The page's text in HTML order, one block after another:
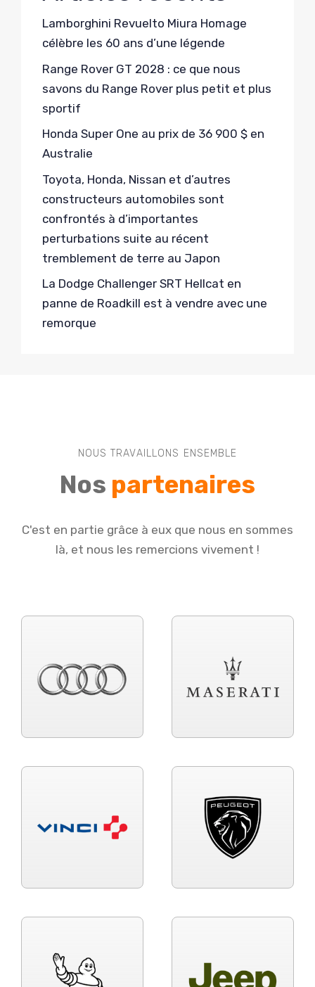
Lamborghini Revuelto Miura Homage
célèbre les 60 ans d’une légende
Range Rover GT 2028 : ce que nous
savons du Range Rover plus petit et plus
sportif
Honda Super One au prix de 36 900 $ en
Australie
Toyota, Honda, Nissan et d’autres
constructeurs automobiles sont
confrontés à d’importantes
perturbations suite au récent
tremblement de terre au Japon
La Dodge Challenger SRT Hellcat en
panne de Roadkill est à vendre avec une
remorque
NOUS TRAVAILLONS ENSEMBLE
Nos partenaires
C'est en partie grâce à eux que nous en sommes
là, et nous les remercions vivement !